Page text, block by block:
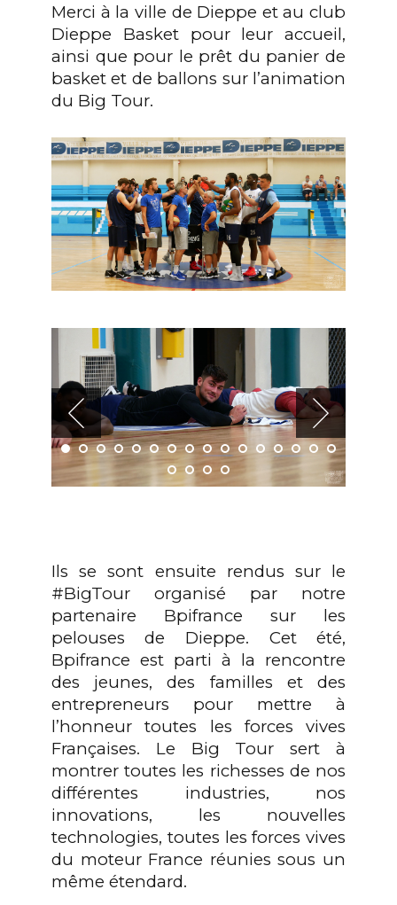
Merci à la ville de Dieppe et au club
Dieppe Basket pour leur accueil,
ainsi que pour le prêt du panier de
basket et de ballons sur l’animation
du Big Tour.
Ils se sont ensuite rendus sur le
#BigTour organisé par notre
partenaire Bpifrance sur les
pelouses de Dieppe. Cet été,
Bpifrance est parti à la rencontre
des jeunes, des familles et des
entrepreneurs pour mettre à
l’honneur toutes les forces vives
Françaises. Le Big Tour sert à
montrer toutes les richesses de nos
différentes industries, nos
innovations, les nouvelles
technologies, toutes les forces vives
du moteur France réunies sous un
même étendard.